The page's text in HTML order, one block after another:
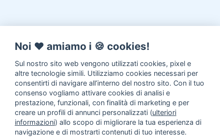
Noi ♥️ amiamo i 🍪 cookies!
Sul nostro sito web vengono utilizzati cookies, pixel e
altre tecnologie simili. Utilizziamo cookies necessari per
consentirti di navigare all’interno del nostro sito. Con il tuo
consenso vogliamo attivare cookies di analisi e
prestazione, funzionali, con finalità di marketing e per
creare un profili di annunci personalizzati (ulteriori
informazioni) allo scopo di migliorare la tua esperienza di
navigazione e di mostrarti contenuti di tuo interesse.